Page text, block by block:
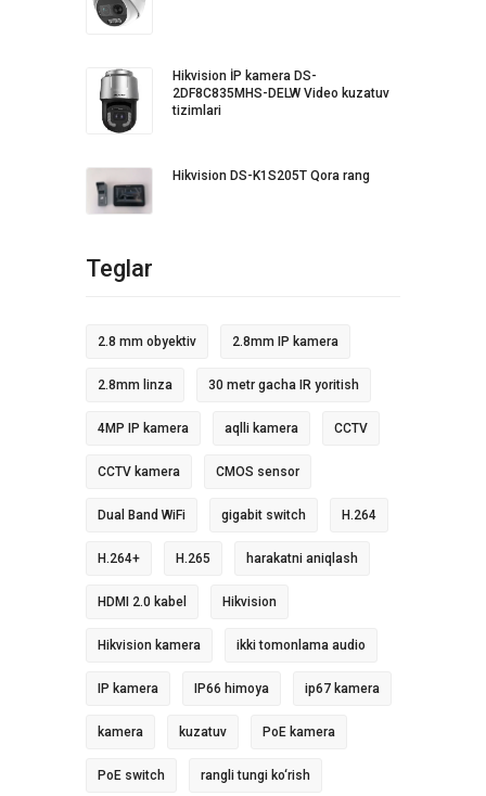
Hikvision İP kamera DS-
2DF8C835MHS-DELW Video kuzatuv
tizimlari
Hikvision DS-K1S205T Qora rang
Teglar
2.8 mm obyektiv 2.8mm IP kamera
2.8mm linza 30 metr gacha IR yoritish
4MP IP kamera aqlli kamera CCTV
CCTV kamera CMOS sensor
Dual Band WiFi gigabit switch H.264
H.264+ H.265 harakatni aniqlash
HDMI 2.0 kabel Hikvision
Hikvision kamera ikki tomonlama audio
IP kamera IP66 himoya ip67 kamera
kamera kuzatuv PoE kamera
PoE switch rangli tungi ko‘rish